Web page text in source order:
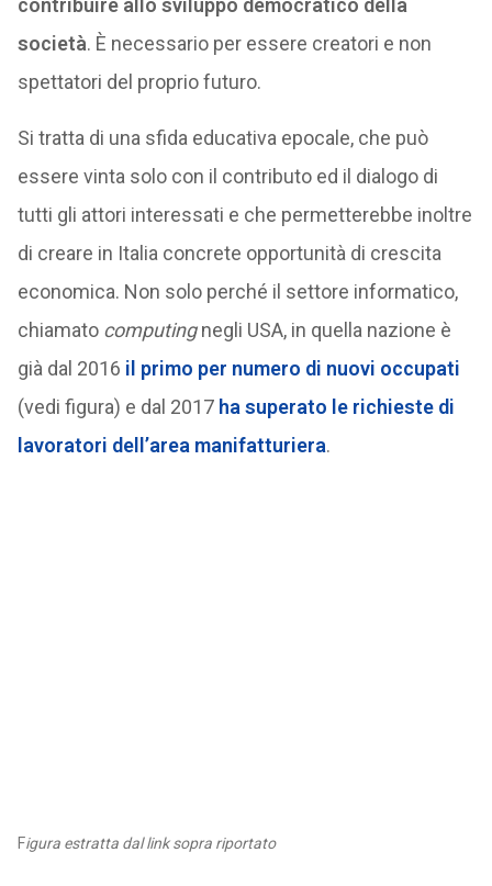
contribuire allo sviluppo democratico della
società. È necessario per essere creatori e non
spettatori del proprio futuro.
Si tratta di una sfida educativa epocale, che può
essere vinta solo con il contributo ed il dialogo di
tutti gli attori interessati e che permetterebbe inoltre
di creare in Italia concrete opportunità di crescita
economica. Non solo perché il settore informatico,
chiamato computingnegli USA, in quella nazione è
già dal 2016 il primo per numero di nuovi occupati
(vedi figura) e dal 2017 ha superato le richieste di
lavoratori dell’area manifatturiera.
Figura estratta dal link sopra riportato